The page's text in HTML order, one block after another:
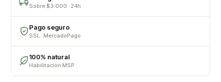
Sobre $3.000 · 24h
Pago seguro
SSL · MercadoPago
100% natural
Habilitación MSP